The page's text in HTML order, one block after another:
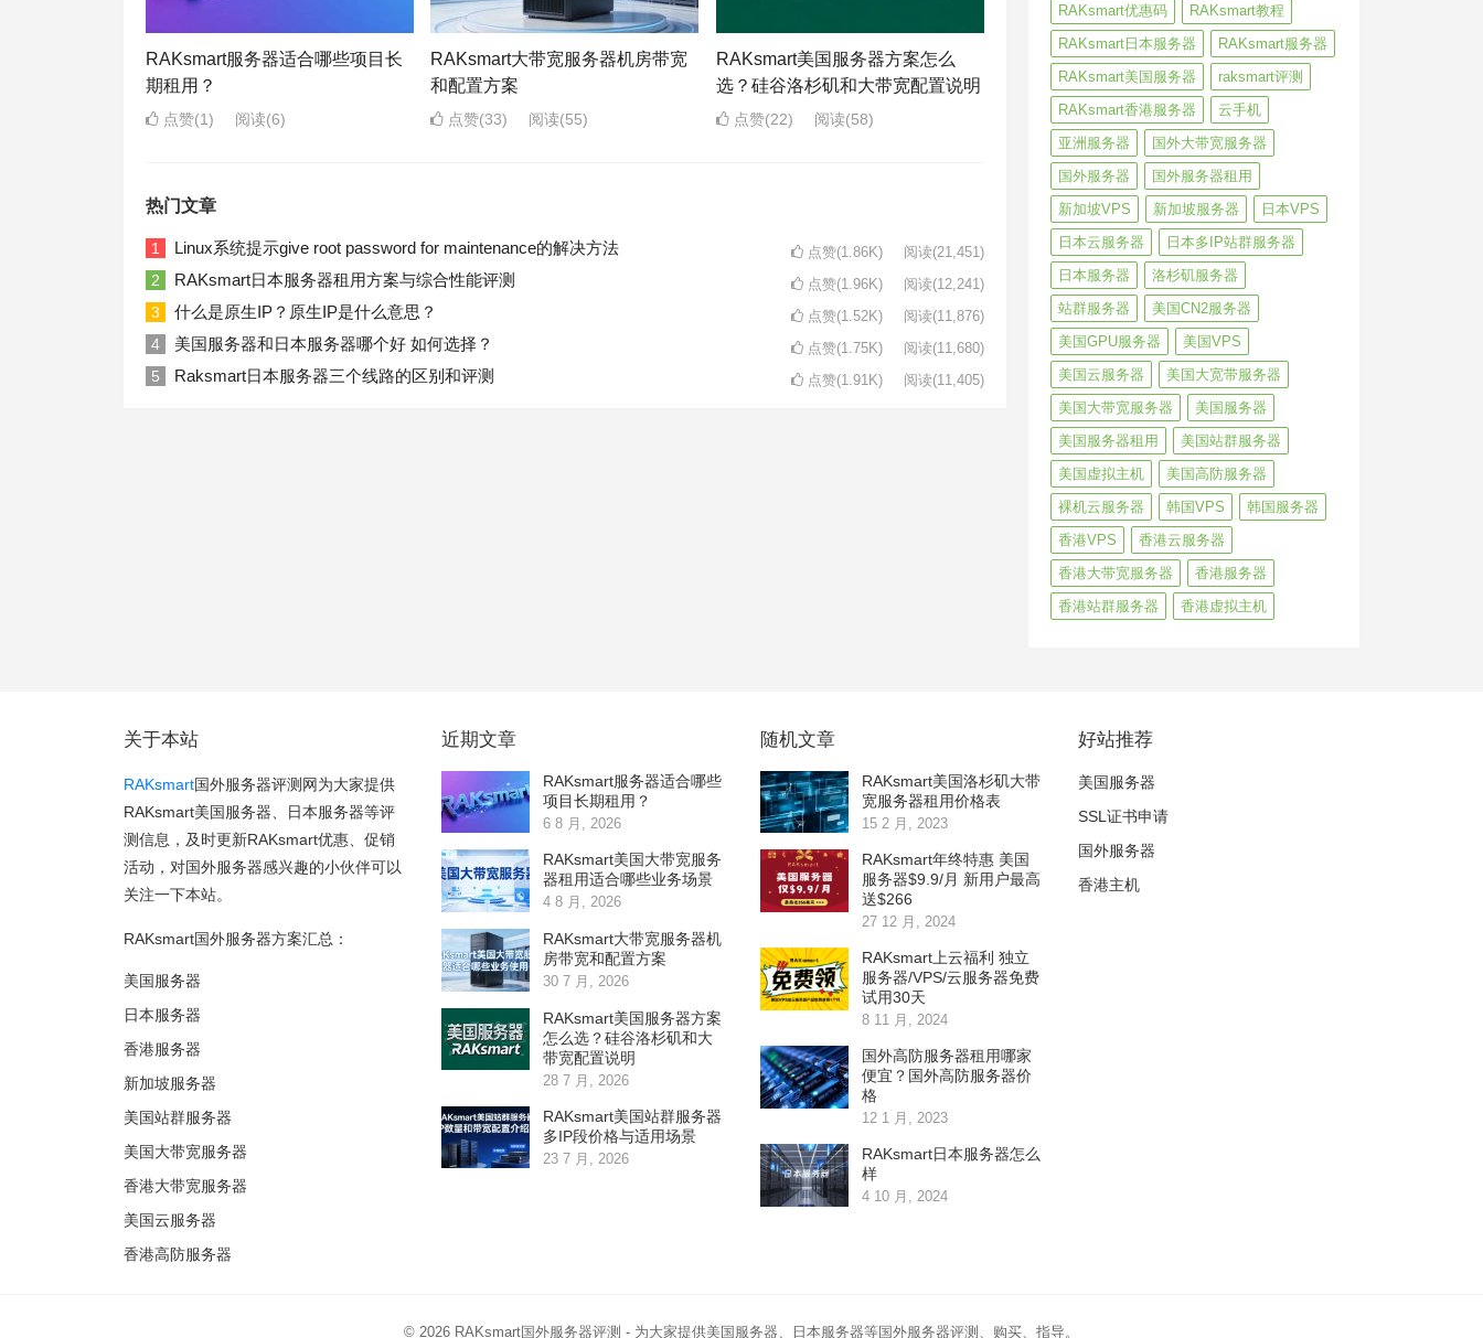
RAKsmart服务器适合哪些项目长
期租用？
点赞(1) 阅读(6)
RAKsmart大带宽服务器机房带宽
和配置方案
点赞(33) 阅读(55)
RAKsmart美国服务器方案怎么
选？硅谷洛杉矶和大带宽配置说明
点赞(22) 阅读(58)
热门文章
1 Linux系统提示give root password for maintenance的解决方法 点赞(1.86K) 阅读(21,451)
2 RAKsmart日本服务器租用方案与综合性能评测 点赞(1.96K) 阅读(12,241)
3 什么是原生IP？原生IP是什么意思？ 点赞(1.52K) 阅读(11,876)
4 美国服务器和日本服务器哪个好 如何选择？ 点赞(1.75K) 阅读(11,680)
5 Raksmart日本服务器三个线路的区别和评测 点赞(1.91K) 阅读(11,405)
RAKsmart优惠码
RAKsmart教程
RAKsmart日本服务器
RAKsmart服务器
RAKsmart美国服务器
raksmart评测
RAKsmart香港服务器
云手机
亚洲服务器
国外大带宽服务器
国外服务器
国外服务器租用
新加坡VPS
新加坡服务器
日本VPS
日本云服务器
日本多IP站群服务器
日本服务器
洛杉矶服务器
站群服务器
美国CN2服务器
美国GPU服务器
美国VPS
美国云服务器
美国大宽带服务器
美国大带宽服务器
美国服务器
美国服务器租用
美国站群服务器
美国虚拟主机
美国高防服务器
裸机云服务器
韩国VPS
韩国服务器
香港VPS
香港云服务器
香港大带宽服务器
香港服务器
香港站群服务器
香港虚拟主机
关于本站
RAKsmart国外服务器评测网为大家提供
RAKsmart美国服务器、日本服务器等评
测信息，及时更新RAKsmart优惠、促销
活动，对国外服务器感兴趣的小伙伴可以
关注一下本站。
RAKsmart国外服务器方案汇总：
美国服务器
日本服务器
香港服务器
新加坡服务器
美国站群服务器
美国大带宽服务器
香港大带宽服务器
美国云服务器
香港高防服务器
近期文章
RAKsmart服务器适合哪些
项目长期租用？
6 8 月, 2026
RAKsmart美国大带宽服务
器租用适合哪些业务场景
4 8 月, 2026
RAKsmart大带宽服务器机
房带宽和配置方案
30 7 月, 2026
RAKsmart美国服务器方案
怎么选？硅谷洛杉矶和大
带宽配置说明
28 7 月, 2026
RAKsmart美国站群服务器
多IP段价格与适用场景
23 7 月, 2026
随机文章
RAKsmart美国洛杉矶大带
宽服务器租用价格表
15 2 月, 2023
RAKsmart年终特惠 美国
服务器$9.9/月 新用户最高
送$266
27 12 月, 2024
RAKsmart上云福利 独立
服务器/VPS/云服务器免费
试用30天
8 11 月, 2024
国外高防服务器租用哪家
便宜？国外高防服务器价
格
12 1 月, 2023
RAKsmart日本服务器怎么
样
4 10 月, 2024
好站推荐
美国服务器
SSL证书申请
国外服务器
香港主机
© 2026 RAKsmart国外服务器评测 - 为大家提供美国服务器、日本服务器等国外服务器评测、购买、指导。